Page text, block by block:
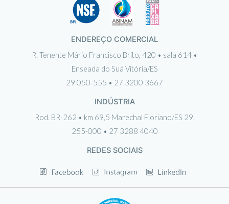
ENDEREÇO COMERCIAL
R. Tenente Mário Francisco Brito, 420 • sala 614 •
Enseada do Suá Vitória/ES
29.050-555 • 27 3200 3667
INDÚSTRIA
Rod. BR-262 • km 69,5 Marechal Floriano/ES 29.
255-000 • 27 3288 4040
REDES SOCIAIS